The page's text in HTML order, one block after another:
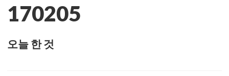
170205
오늘 한 것